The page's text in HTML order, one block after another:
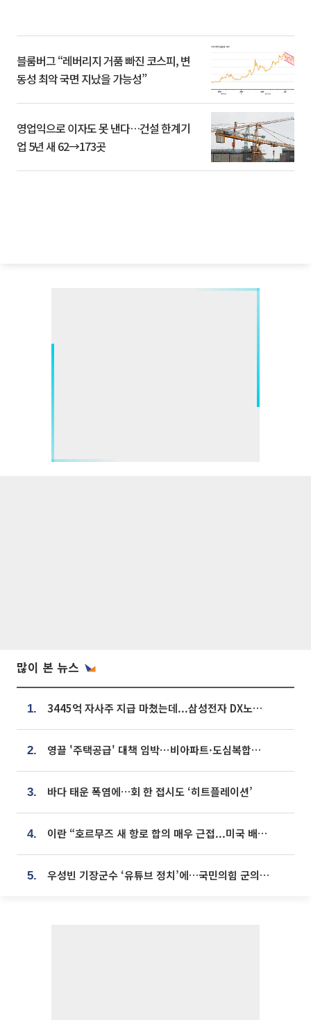
블룸버그 “레버리지 거품 빠진 코스피, 변
동성 최악 국면 지났을 가능성”
영업익으로 이자도 못 낸다…건설 한계기
업 5년 새 62→173곳
많이 본 뉴스
1. 3445억 자사주 지급 마쳤는데...삼성전자 DX노조, 뒤늦은 '떼쓰기 집회'
2. 영끌 '주택공급' 대책 임박⋯비아파트·도심복합까지 총동원
3. 바다 태운 폭염에…회 한 접시도 ‘히트플레이션’
4. 이란 “호르무즈 새 항로 합의 매우 근접...미국 배상 먼저”
5. 우성빈 기장군수 ‘유튜브 정치’에…국민의힘 군의원들 집단 반발